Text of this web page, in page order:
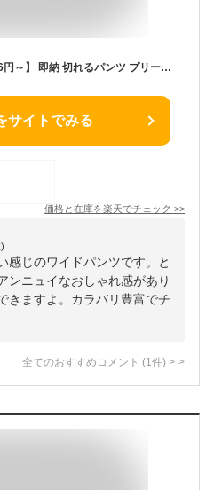
【2点65%OFFクーポンで1,106円～】 即納 切れるパンツ プリーツパンツ 光沢感 春 秋冬 縦ライン 高見え 高身長 低身長 リブパンツ プリーツ パンツ ワイドパンツ レディース 大きいサイズ セルフカット 裾カットOK ウエストゴム リラックスパンツ ボトムス 体型カバー
サイトでみる
価格と在庫を楽天でチェック >>
感じのワイドパンツです。と
ンニュイなおしゃれ感があり
きますよ。カラバリ豊富でチ
全てのおすすめコメント (1 件) >